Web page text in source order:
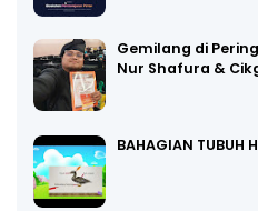
Gemilang di
Nur Shafura &
BAHAGIAN TUBUH